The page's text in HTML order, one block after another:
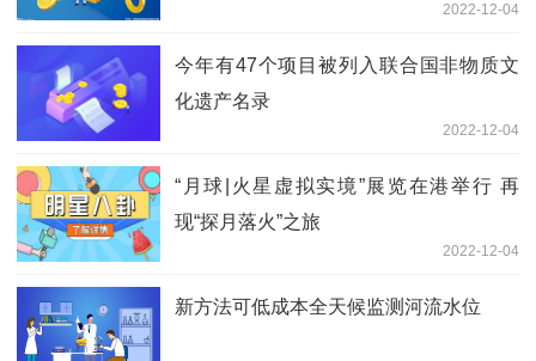
2022-12-04
今年有47个项目被列入联合国非物质文
化遗产名录
2022-12-04
“月球|火星虚拟实境”展览在港举行 再
现“探月落火”之旅
2022-12-04
新方法可低成本全天候监测河流水位